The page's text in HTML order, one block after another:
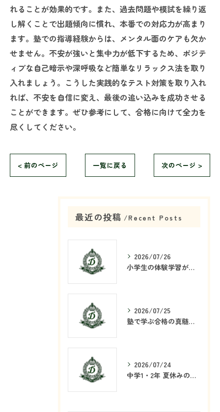
れることが効果的です。また、過去問題や模試を繰り返
し解くことで出題傾向に慣れ、本番での対応力が高まり
ます。塾での指導経験からは、メンタル面のケアも欠か
せません。不安が強いと集中力が低下するため、ポジテ
ィブな自己暗示や深呼吸など簡単なリラックス法を取り
入れましょう。こうした実践的なテスト対策を取り入れ
れば、不安を自信に変え、最後の追い込みを成功させる
ことができます。ぜひ参考にして、合格に向けて全力を
尽くしてください。
< 前のページ 一覧に戻る 次のページ >
最近の投稿 Recent Posts
2026/07/26
小学生の体験学習が塾で重要な理由
2026/07/25
塾で学ぶ合格の真髄とは何か
2026/07/24
中学1・2年 夏休みの学習戦略